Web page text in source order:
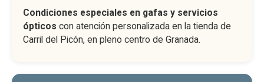
Condiciones especiales en gafas y servicios
ópticos con atención personalizada en la tienda de
Carril del Picón, en pleno centro de Granada.